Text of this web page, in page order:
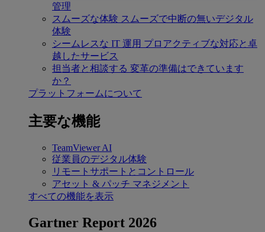
管理
スムーズな体験 スムーズで中断の無いデジタル
体験
シームレスな IT 運用 プロアクティブな対応と卓
越したサービス
担当者と相談する 変革の準備はできています
か？
プラットフォームについて
主要な機能
TeamViewer AI
従業員のデジタル体験
リモートサポートとコントロール
アセット & パッチ マネジメント
すべての機能を表示
Gartner Report 2026